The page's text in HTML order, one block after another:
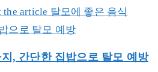
, 간단한 집밥으로 탈모 예방